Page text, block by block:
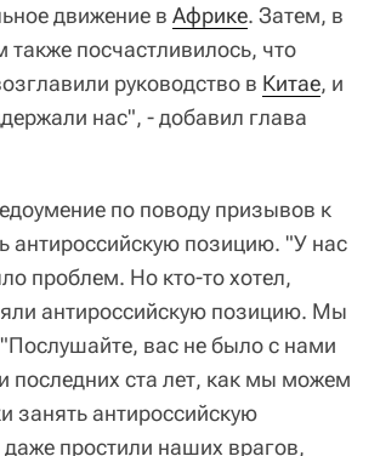
движение в Африке. Затем, в
также посчастливилось, что
руководство в Китае, и
нас", - добавил глава
по поводу призывов к
антироссийскую позицию. "У нас
проблем. Но кто-то хотел,
антироссийскую позицию. Мы
вас не было с нами
последних ста лет, как мы можем
занять антироссийскую
простили наших врагов,